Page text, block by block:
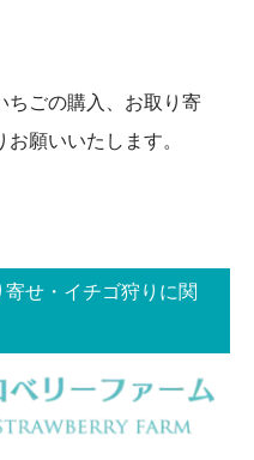
ちごの購入、お取り寄
お願いいたします。
せ・イチゴ狩りに関